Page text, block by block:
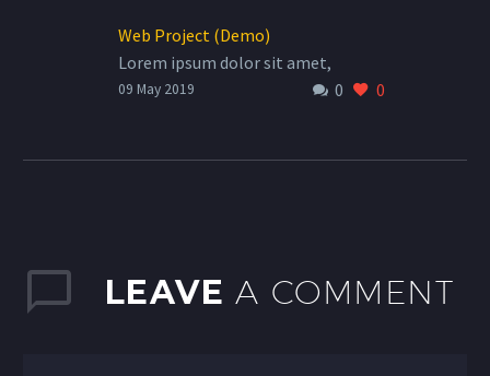
Web Project (Demo)
Lorem ipsum dolor sit amet,
consectetur adi pisicing elit, sed do
0 0
09 May 2019
LEAVE A COMMENT